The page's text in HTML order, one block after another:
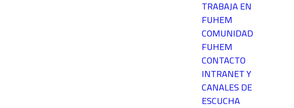
TRABAJA EN
FUHEM
COMUNIDAD
FUHEM
CONTACTO
INTRANET Y
CANALES DE
ESCUCHA